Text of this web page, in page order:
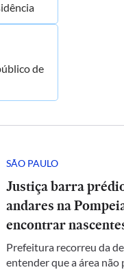
de
SÃO PAULO
Justiça barra
andares na
encontrar
Prefeitura recorreu da
entender que a área não